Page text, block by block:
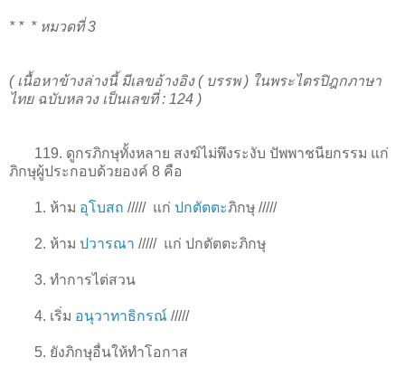
* * * หมวดที่ 3
( เนื้อหาข้างล่างนี้ มีเลขอ้างอิง ( บรรพ ) ในพระไตรปิฎกภาษา
ไทย ฉบับหลวง เป็นเลขที่ : 124 )
119. ดูกรภิกษุทั้งหลาย สงฆ์ไม่พึงระงับ ปัพพาชนียกรรม แก่
ภิกษุผู้ประกอบด้วยองค์ 8 คือ
1. ห้าม อุโบสถ ///// แก่ ปกตัตตะภิกษุ /////
2. ห้าม ปวารณา ///// แก่ ปกตัตตะภิกษุ
3. ทำการไต่สวน
4. เริ่ม อนุวาทาธิกรณ์ /////
5. ยังภิกษุอื่นให้ทำโอกาส